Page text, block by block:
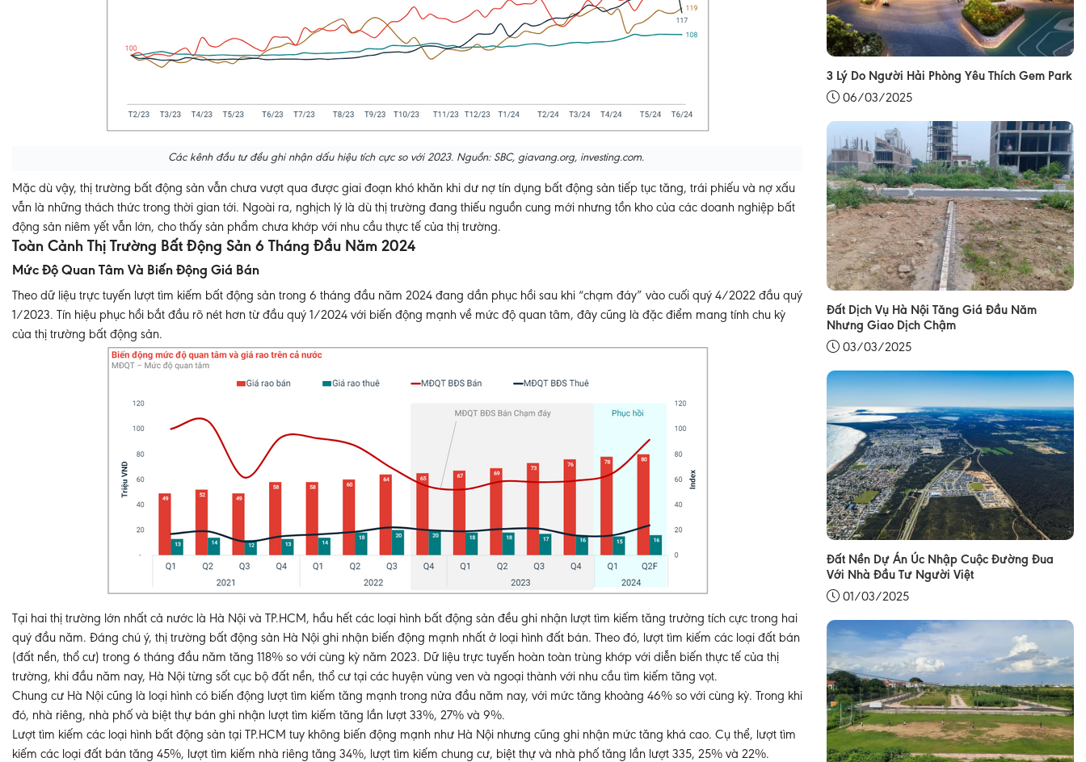
Các kênh đầu tư đều ghi nhận dấu hiệu tích cực so với 2023. Nguồn: SBC, giavang.org, investing.com.
Mặc dù vậy, thị trường bất động sản vẫn chưa vượt qua được giai đoạn khó khăn khi dư nợ tín dụng bất động sản tiếp tục tăng, trái phiếu và nợ xấu
vẫn là những thách thức trong thời gian tới. Ngoài ra, nghịch lý là dù thị trường đang thiếu nguồn cung mới nhưng tồn kho của các doanh nghiệp bất
động sản niêm yết vẫn lớn, cho thấy sản phẩm chưa khớp với nhu cầu thực tế của thị trường.
Toàn Cảnh Thị Trường Bất Động Sản 6 Tháng Đầu Năm 2024
Mức Độ Quan Tâm Và Biến Động Giá Bán
Theo dữ liệu trực tuyến lượt tìm kiếm bất động sản trong 6 tháng đầu năm 2024 đang dần phục hồi sau khi “chạm đáy” vào cuối quý 4/2022 đầu quý
1/2023. Tín hiệu phục hồi bắt đầu rõ nét hơn từ đầu quý 1/2024 với biến động mạnh về mức độ quan tâm, đây cũng là đặc điểm mang tính chu kỳ
của thị trường bất động sản.
Tại hai thị trường lớn nhất cả nước là Hà Nội và TP.HCM, hầu hết các loại hình bất động sản đều ghi nhận lượt tìm kiếm tăng trưởng tích cực trong hai
quý đầu năm. Đáng chú ý, thị trường bất động sản Hà Nội ghi nhận biến động mạnh nhất ở loại hình đất bán. Theo đó, lượt tìm kiếm các loại đất bán
(đất nền, thổ cư) trong 6 tháng đầu năm tăng 118% so với cùng kỳ năm 2023. Dữ liệu trực tuyến hoàn toàn trùng khớp với diễn biến thực tế của thị
trường, khi đầu năm nay, Hà Nội từng sốt cục bộ đất nền, thổ cư tại các huyện vùng ven và ngoại thành với nhu cầu tìm kiếm tăng vọt.
Chung cư Hà Nội cũng là loại hình có biến động lượt tìm kiếm tăng mạnh trong nửa đầu năm nay, với mức tăng khoảng 46% so với cùng kỳ. Trong khi
đó, nhà riêng, nhà phố và biệt thự bán ghi nhận lượt tìm kiếm tăng lần lượt 33%, 27% và 9%.
Lượt tìm kiếm các loại hình bất động sản tại TP.HCM tuy không biến động mạnh như Hà Nội nhưng cũng ghi nhận mức tăng khá cao. Cụ thể, lượt tìm
kiếm các loại đất bán tăng 45%, lượt tìm kiếm nhà riêng tăng 34%, lượt tìm kiếm chung cư, biệt thự và nhà phố tăng lần lượt 335, 25% và 22%.
3 Lý Do Người Hải Phòng Yêu Thích Gem Park
06/03/2025
Đất Dịch Vụ Hà Nội Tăng Giá Đầu Năm
Nhưng Giao Dịch Chậm
03/03/2025
Đất Nền Dự Án Úc Nhập Cuộc Đường Đua
Với Nhà Đầu Tư Người Việt
01/03/2025